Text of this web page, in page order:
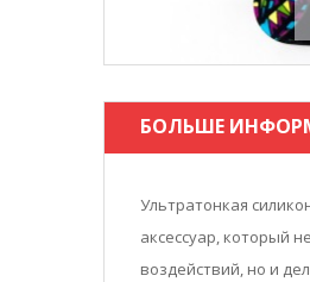
БОЛЬШЕ
Ультратонкая
аксессуар, который
воздействий, но и